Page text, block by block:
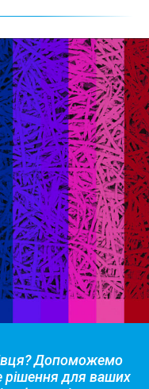
Допоможемо
рішення для ваших